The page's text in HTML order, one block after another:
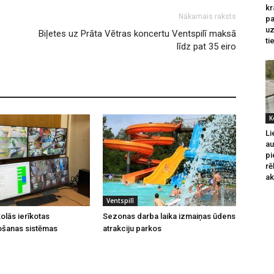
Nākamais raksts
Biļetes uz Prāta Vētras koncertu Ventspilī maksā
līdz pat 35 eiro
ierīkotas
sistēmas
Ventspilī
Sezonas darba laika izmaiņas ūdens
atrakciju parkos